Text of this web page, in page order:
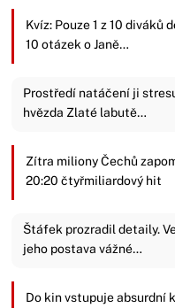
Kvíz: Pouze 1 z 10 diváků
10 otázek o Janě…
Prostředí natáčení ji
hvězda Zlaté labutě…
Zítra miliony Čechů
20:20 čtyřmiliardový hit
Štáfek prozradil detaily.
jeho postava vážné…
Do kin vstupuje absurdní